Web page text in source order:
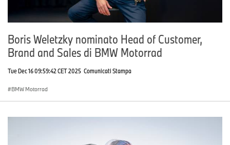
Boris Weletzky nominato Head of Customer,
Brand and Sales di BMW Motorrad
Tue Dec 16 09:59:42 CET 2025 Comunicati Stampa
BMW Motorrad